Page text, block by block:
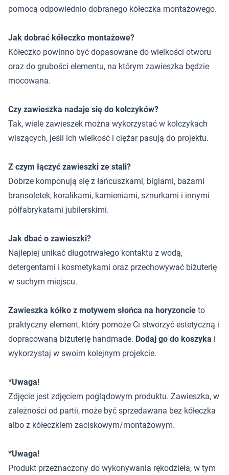
pomocą odpowiednio dobranego kółeczka montażowego.
Jak dobrać kółeczko montażowe?
Kółeczko powinno być dopasowane do wielkości otworu
oraz do grubości elementu, na którym zawieszka będzie
mocowana.
Czy zawieszka nadaje się do kolczyków?
Tak, wiele zawieszek można wykorzystać w kolczykach
wiszących, jeśli ich wielkość i ciężar pasują do projektu.
Z czym łączyć zawieszki ze stali?
Dobrze komponują się z łańcuszkami, biglami, bazami
bransoletek, koralikami, kamieniami, sznurkami i innymi
półfabrykatami jubilerskimi.
Jak dbać o zawieszki?
Najlepiej unikać długotrwałego kontaktu z wodą,
detergentami i kosmetykami oraz przechowywać biżuterię
w suchym miejscu.
Zawieszka kółko z motywem słońca na horyzoncie to
praktyczny element, który pomoże Ci stworzyć estetyczną i
dopracowaną biżuterię handmade. Dodaj go do koszyka i
wykorzystaj w swoim kolejnym projekcie.
*Uwaga!
Zdjęcie jest zdjęciem poglądowym produktu. Zawieszka, w
zależności od partii, może być sprzedawana bez kółeczka
albo z kółeczkiem zaciskowym/montażowym.
*Uwaga!
Produkt przeznaczony do wykonywania rękodzieła, w tym